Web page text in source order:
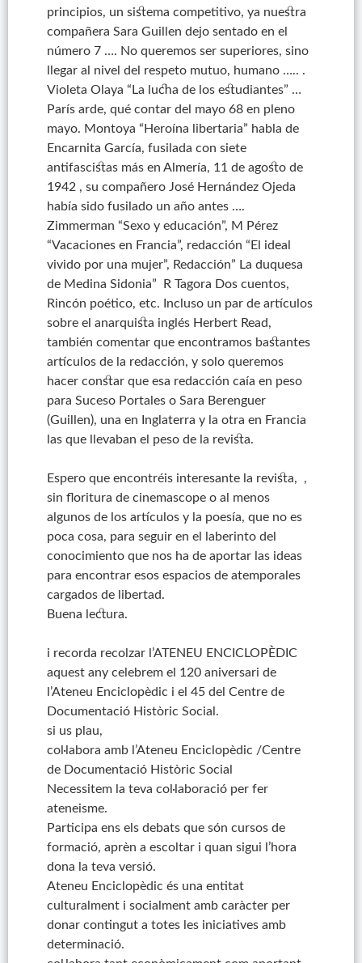
principios, un sistema competitivo, ya nuestra
compañera Sara Guillen dejo sentado en el
número 7 …. No queremos ser superiores, sino
llegar al nivel del respeto mutuo, humano ….. .
Violeta Olaya “La lucha de los estudiantes” …
París arde, qué contar del mayo 68en pleno
mayo. Montoya “Heroína libertaria” habla de
Encarnita García, fusilada con siete
antifascistas más en Almería, 11 de agosto de
1942 , su compañero José Hernández Ojeda
había sido fusilado un año antes ….
Zimmerman “Sexo y educación”, M Pérez
“Vacaciones en Francia”, redacción “El ideal
vivido por una mujer”, Redacción” La duquesa
de Medina Sidonia” R Tagora Dos cuentos,
Rincón poético, etc. Incluso un par de artículos
sobre el anarquista inglés Herbert Read,
también comentar que encontramos bastantes
artículos de la redacción, y solo queremos
hacer constar que esa redacción caía en peso
para Suceso Portales o Sara Berenguer
(Guillen), una en Inglaterra y la otra en Francia
las que llevaban el peso de la revista.
Espero que encontréis interesante la revista, ,
sin floritura de cinemascope o al menos
algunos de los artículos y la poesía, que no es
poca cosa, para seguir en el laberinto del
conocimiento que nos ha de aportar las ideas
para encontrar esos espacios de atemporales
cargados de libertad.
Buena lectura.
i recorda recolzar l’ATENEU ENCICLOPÈDIC
aquest any celebrem el 120 aniversari de
l’Ateneu Enciclopèdic i el 45 del Centre de
Documentació Històric Social.
si us plau,
col·labora amb l’Ateneu Enciclopèdic /Centre
de Documentació Històric Social
Necessitem la teva col·laboració per fer
ateneisme.
Participa ens els debats que són cursos de
formació, aprèn a escoltar i quan sigui l’hora
dona la teva versió.
Ateneu Enciclopèdic és una entitat
culturalment i socialment amb caràcter per
donar contingut a totes les iniciatives amb
determinació.